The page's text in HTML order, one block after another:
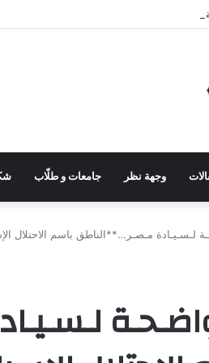
الصّناعيّين الشّباب في غرفة صناعة دمشق
وجهة نظر جامعات و طلّاب
لـسـيـادة مـصـر…**الناطق باسم الاحتلال